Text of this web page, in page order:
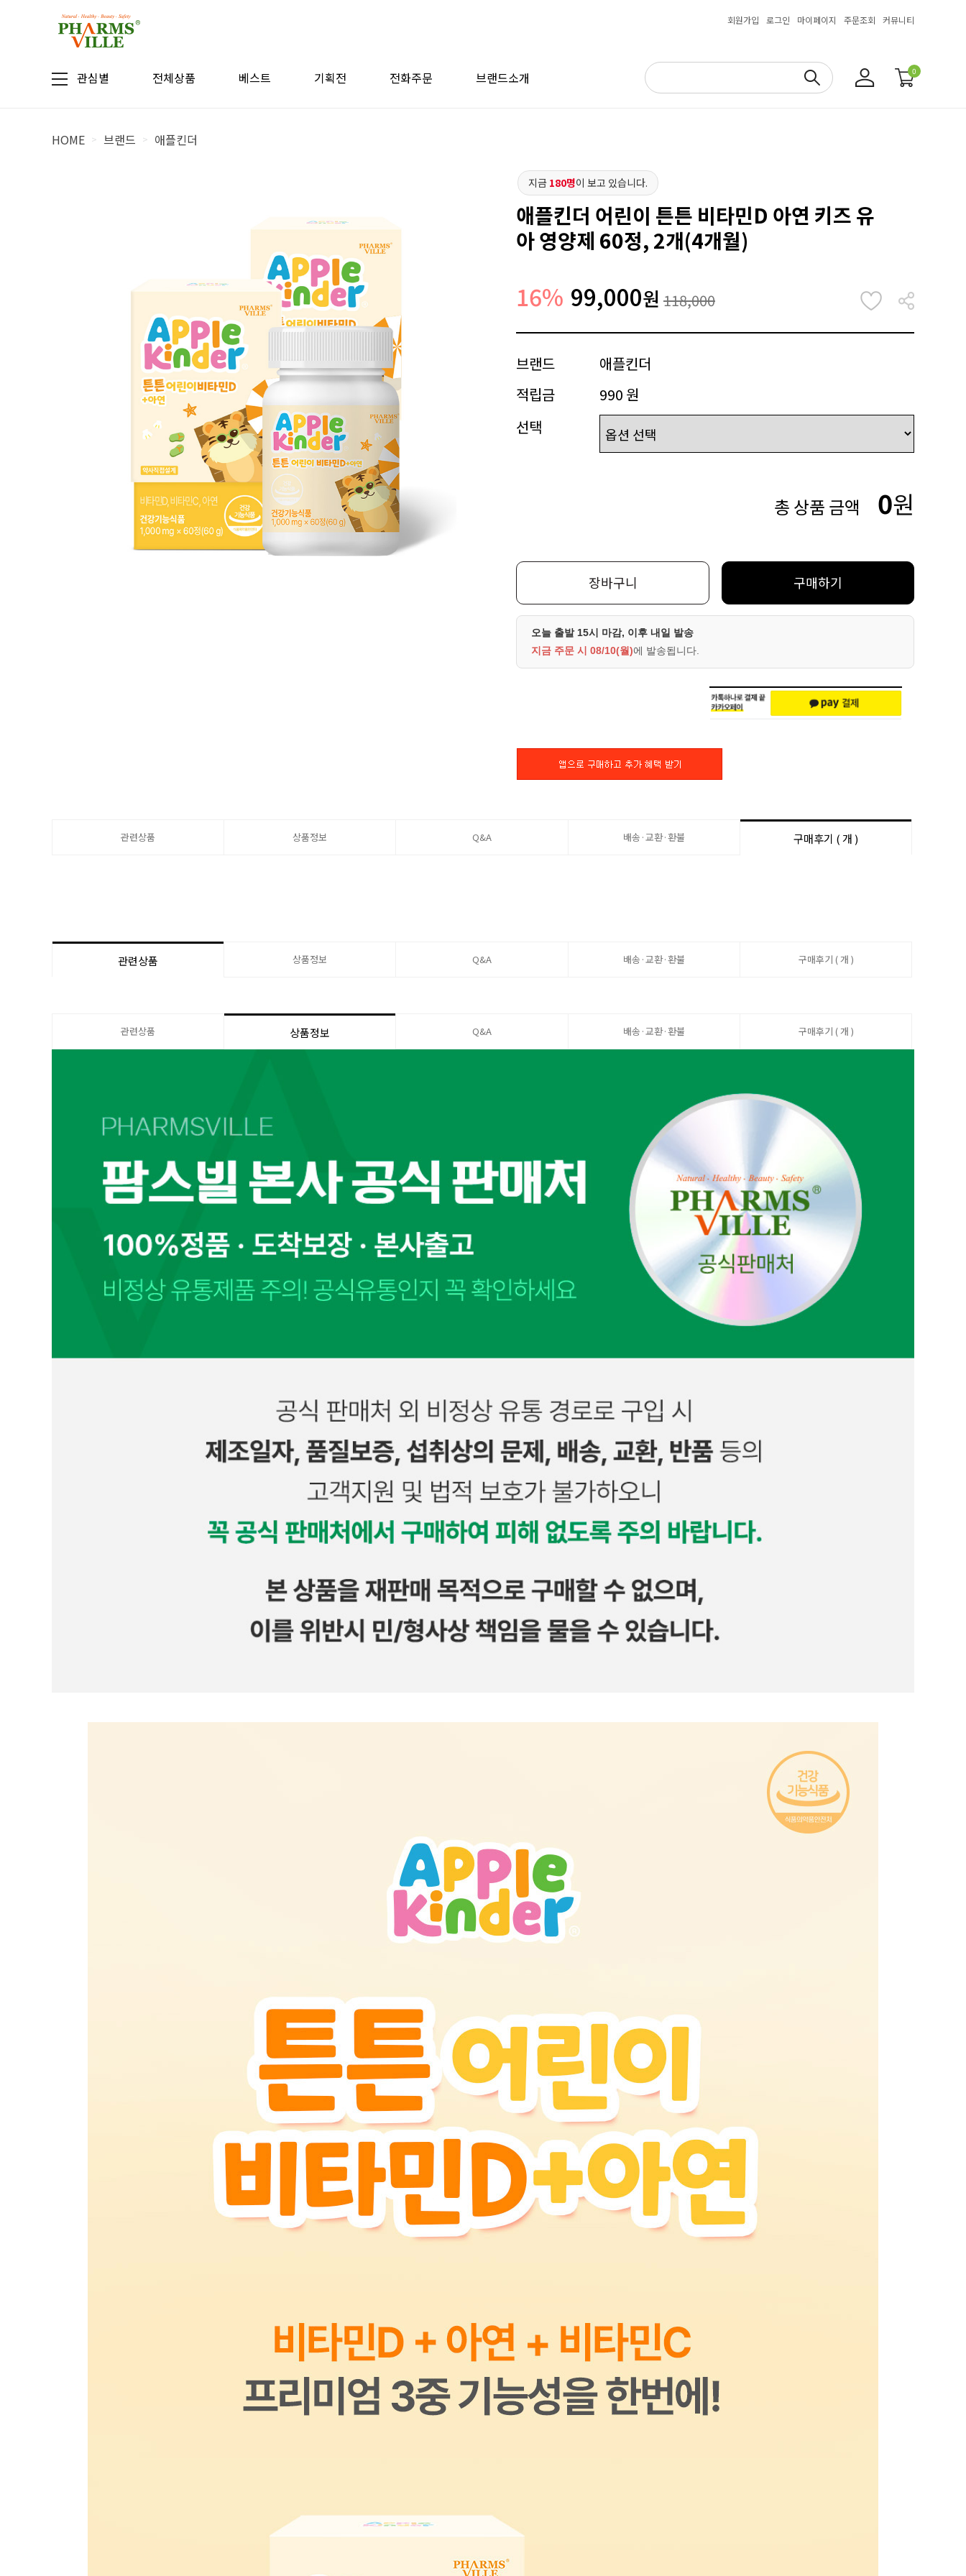
회원가입 로그인 마이페이지 주문조회 커뮤니티
관심별 전체상품 베스트 기획전 전화주문 브랜드소개 0
HOME > 브랜드 > 애플킨더
지금 180명이 보고 있습니다.
애플킨더 어린이 튼튼 비타민D 아연 키즈 유
아 영양제 60정, 2개(4개월)
16% 99,000원 118,000
브랜드
애플킨더
적립금
990 원
선택
총 상품 금액 0원
장바구니 구매하기
오늘 출발 15시 마감, 이후 내일 발송
지금 주문 시 08/10(월)에 발송됩니다.
관련상품 상품정보 Q&A 배송·교환·환불 구매후기 ( 개 )
관련상품 상품정보 Q&A 배송·교환·환불 구매후기 ( 개 )
관련상품 상품정보 Q&A 배송·교환·환불 구매후기 ( 개 )